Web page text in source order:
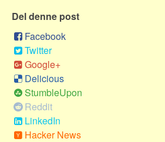
Social sikring og sundhed
Transport
Alle
Aspekter
Køb og salg
Økonomi
Jura og regler
Del denne post
Facebook
Twitter
Google+
Delicious
StumbleUpon
Reddit
LinkedIn
Hacker News